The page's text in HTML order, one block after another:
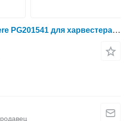
Гидромотор John Deere PG201541 для харвестера John Deere 1070D